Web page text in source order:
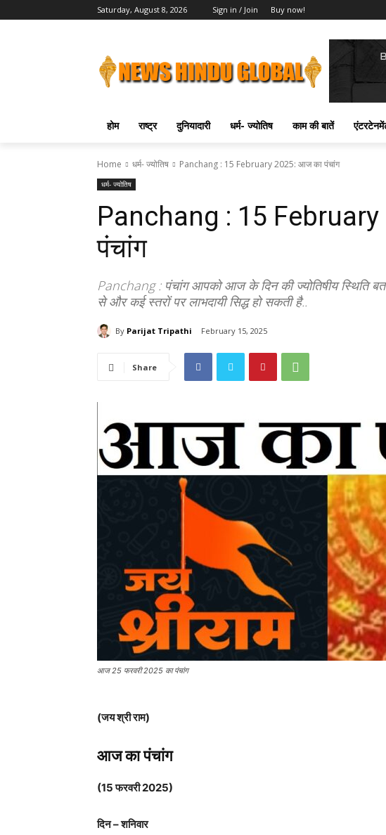
Saturday, August 8, 2026 Sign in / Join Buy now!
होम राष्ट्र दुनियादारी धर्म- ज्योतिष काम की बातें
Home धर्म- ज्योतिष Panchang : 15 February 2025: आज का पंचांग
धर्म- ज्योतिष
Panchang : 15
पंचांग
Panchang : पंचांग आपको आज के दिन की ज्योतिषीय स्थिति
से और कई स्तरों पर लाभदायी सिद्ध हो सकती है..
By Parijat Tripathi February 15, 2025
Share
आज 25 फरवरी 2025 का पंचांग
(जय श्री राम)
आज का पंचांग
(15 फरवरी 2025)
दिन – शनिवार